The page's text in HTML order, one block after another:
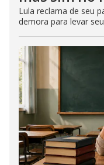
Lula reclama de seu
demora para levar